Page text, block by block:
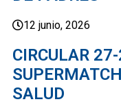
12 junio, 2026
CIRCULAR
SALUD